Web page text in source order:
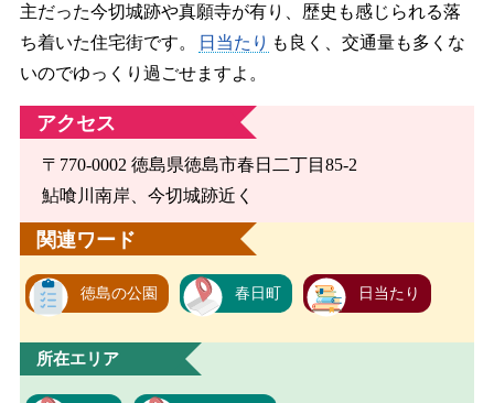
主だった今切城跡や真願寺が有り、歴史も感じられる落
ち着いた住宅街です。
日当たり も良く、交通量も多くな
いのでゆっくり過ごせますよ。
アクセス
〒770-0002 徳島県徳島市春日二丁目85-2
鮎喰川南岸、今切城跡近く
関連ワード
徳島の公園 春日町 日当たり
所在エリア